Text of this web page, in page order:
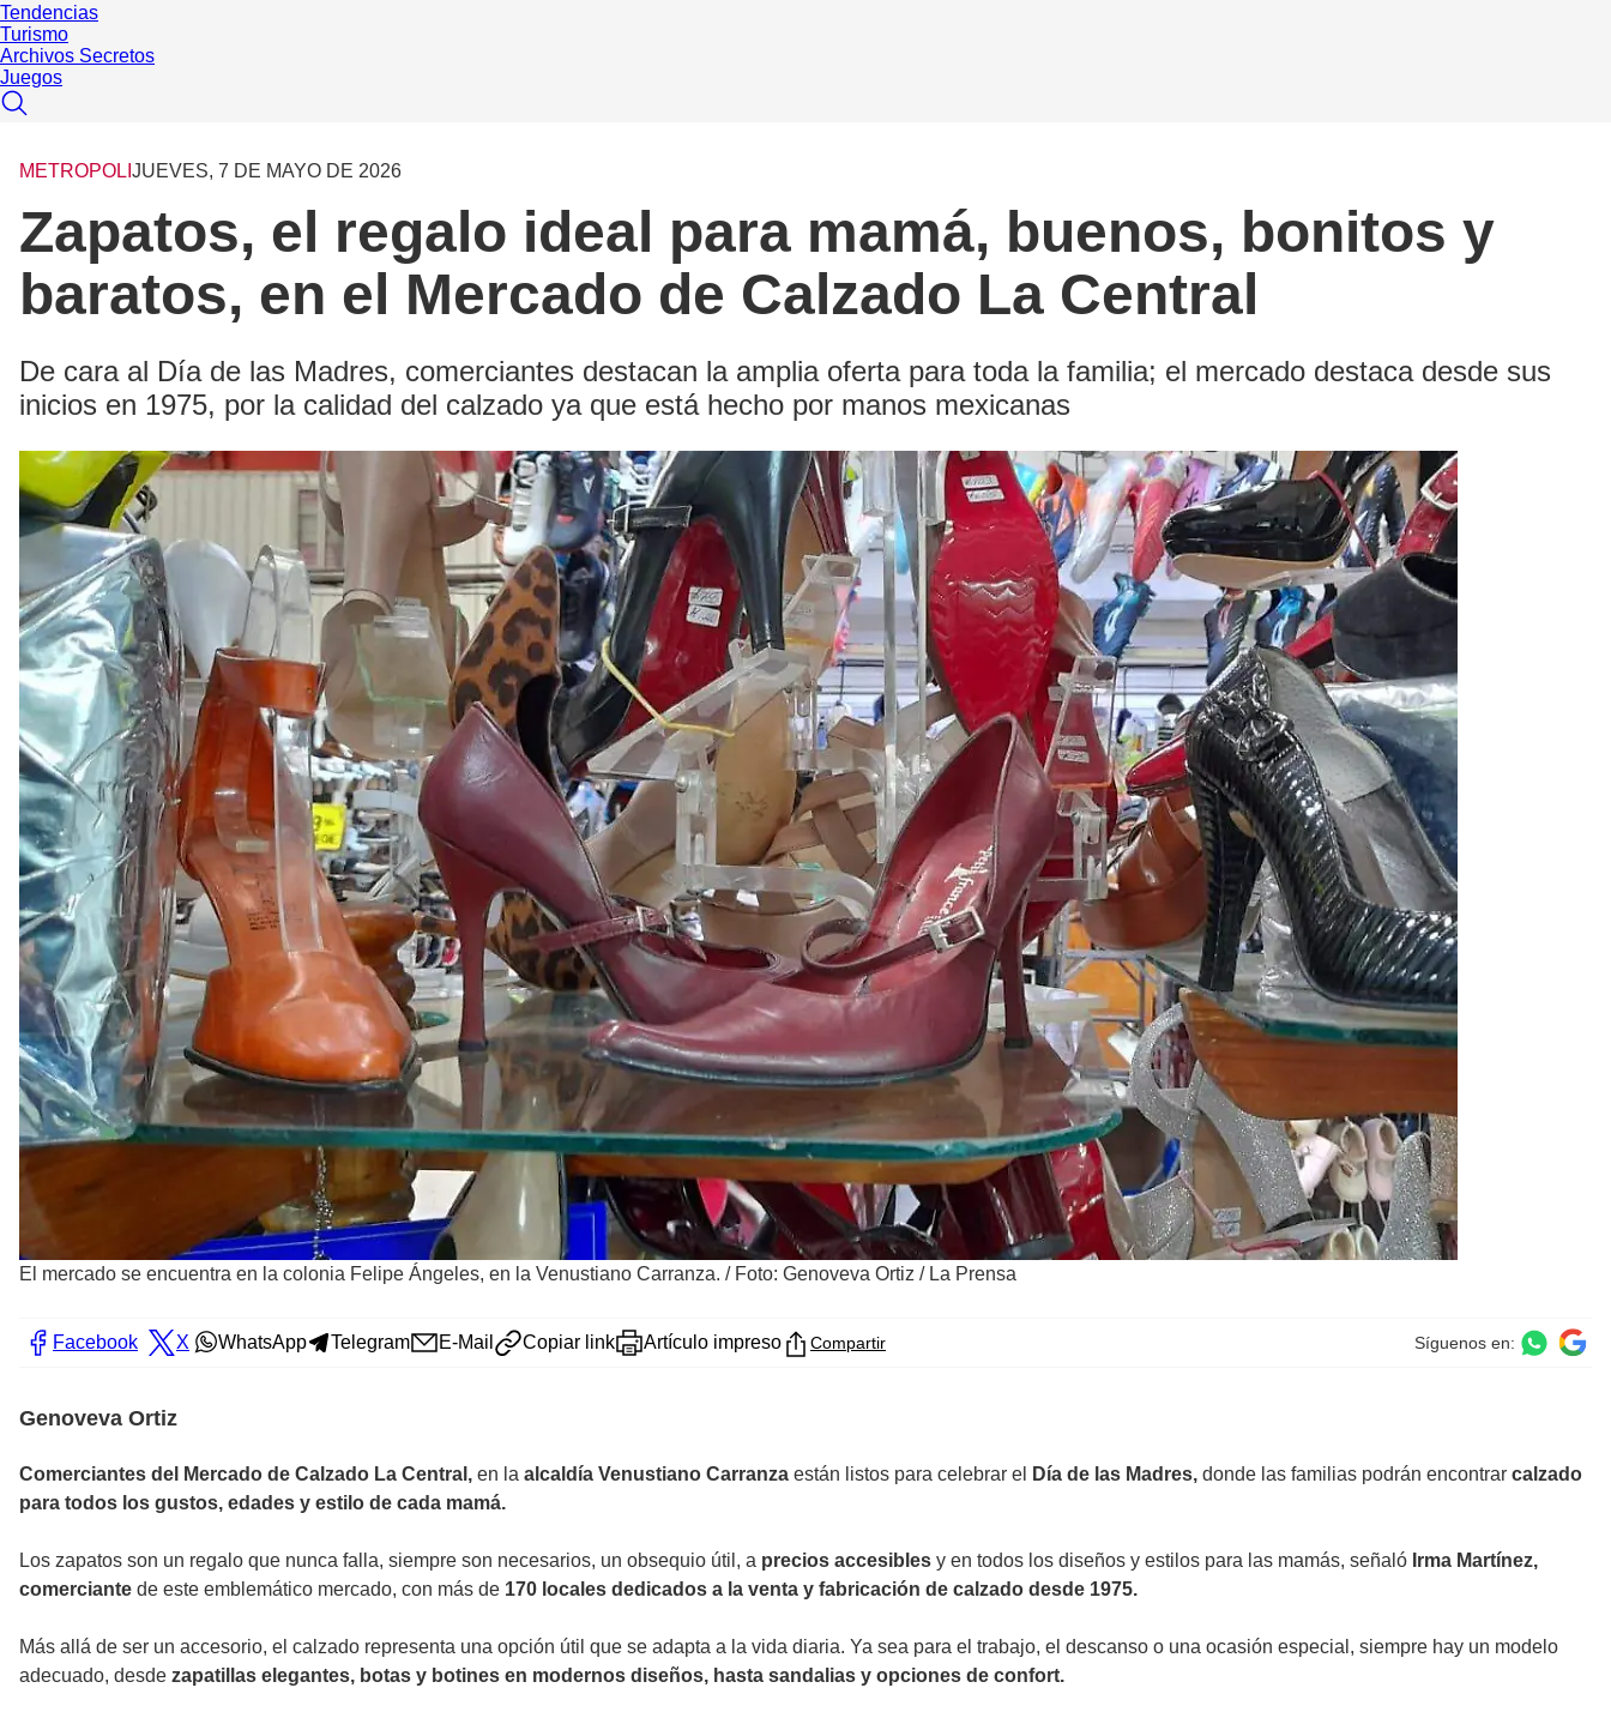
Tendencias
Turismo
Archivos Secretos
Juegos
METROPOLI JUEVES, 7 DE MAYO DE 2026
Zapatos, el regalo ideal para mamá, buenos, bonitos y
baratos, en el Mercado de Calzado La Central
De cara al Día de las Madres, comerciantes destacan la amplia oferta para toda la familia; el mercado destaca desde sus
inicios en 1975, por la calidad del calzado ya que está hecho por manos mexicanas
El mercado se encuentra en la colonia Felipe Ángeles, en la Venustiano Carranza. / Foto: Genoveva Ortiz / La Prensa
Facebook X WhatsApp Telegram E-Mail Copiar link Artículo impreso Compartir Síguenos en:
Genoveva Ortiz
Comerciantes del Mercado de Calzado La Central, en la alcaldía Venustiano Carranza están listos para celebrar el Día de las Madres, donde las familias podrán encontrar calzado
para todos los gustos, edades y estilo de cada mamá.
Los zapatos son un regalo que nunca falla, siempre son necesarios, un obsequio útil, a precios accesibles y en todos los diseños y estilos para las mamás, señaló Irma Martínez,
comerciante de este emblemático mercado, con más de 170 locales dedicados a la venta y fabricación de calzado desde 1975.
Más allá de ser un accesorio, el calzado representa una opción útil que se adapta a la vida diaria. Ya sea para el trabajo, el descanso o una ocasión especial, siempre hay un modelo
adecuado, desde zapatillas elegantes, botas y botines en modernos diseños, hasta sandalias y opciones de confort.